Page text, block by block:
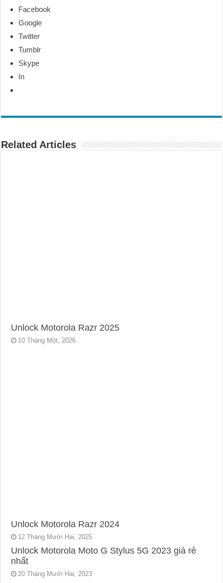
Facebook
Google
Twitter
Tumblr
Skype
In
Related Articles
Unlock Motorola Razr 2025
10 Tháng Một, 2026
Unlock Motorola Razr 2024
12 Tháng Mười Hai, 2025
Unlock Motorola Moto G Stylus 5G 2023 giá rẻ
nhất
20 Tháng Mười Hai, 2023